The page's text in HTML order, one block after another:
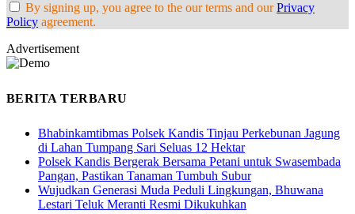
By signing up, you agree to the our terms and ourPrivacy
Policy agreement.
Advertisement
BERITA TERBARU
Bhabinkamtibmas Polsek Kandis Tinjau Perkebunan Jagung
di Lahan Tumpang Sari Seluas 12 Hektar
Polsek Kandis Bergerak Bersama Petani untuk Swasembada
Pangan, Pastikan Tanaman Tumbuh Subur
Wujudkan Generasi Muda Peduli Lingkungan, Bhuwana
Lestari Teluk Meranti Resmi Dikukuhkan